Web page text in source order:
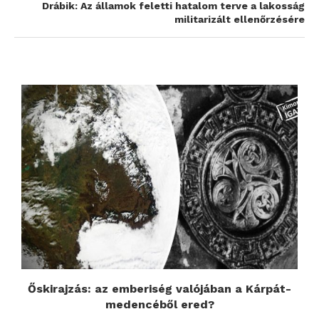
Drábik: Az államok feletti hatalom terve a lakosság
militarizált ellenőrzésére
Őskirajzás: az emberiség valójában a Kárpát-
medencéből ered?